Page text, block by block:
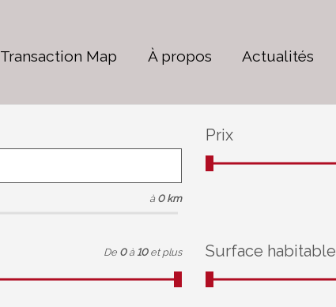
Transaction Map À propos Actualités
à 0 km
Prix
De 0 à 10 et plus Surface habitable